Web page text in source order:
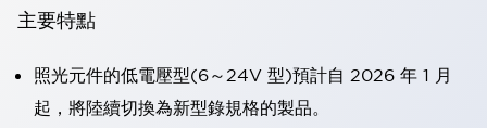
主要特點
照光元件的低電壓型(6～24V 型)預計自 2026 年 1 月
起，將陸續切換為新型錄規格的製品。